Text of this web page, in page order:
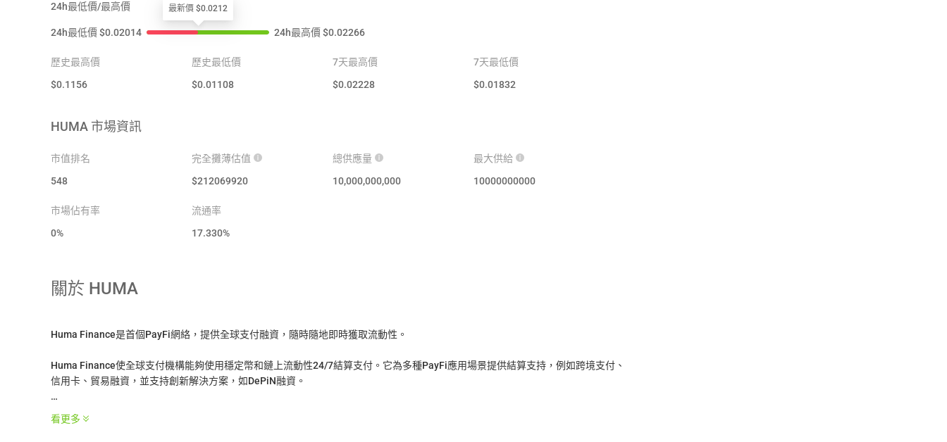
24h最低價/最高價
24h最低價 $0.02014
最新價 $0.0212
24h最高價 $0.02266
歷史最高價
$0.1156
歷史最低價
$0.01108
7天最高價
$0.02228
7天最低價
$0.01832
HUMA 市場資訊
市值排名
548
完全攤薄估值
$212069920
總供應量
10,000,000,000
最大供給
10000000000
市場佔有率
0%
流通率
17.330%
關於 HUMA
Huma Finance是首個PayFi網絡，提供全球支付融資，隨時隨地即時獲取流動性。
Huma Finance使全球支付機構能夠使用穩定幣和鏈上流動性24/7結算支付。它為多種PayFi應用場景提供結算支持，例如跨境支付、
信用卡、貿易融資，並支持創新解決方案，如DePiN融資。
* 本介紹由AI翻譯生成，僅供參考。
看更多